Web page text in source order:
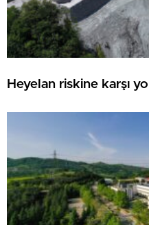
Heyelan riskine karşı